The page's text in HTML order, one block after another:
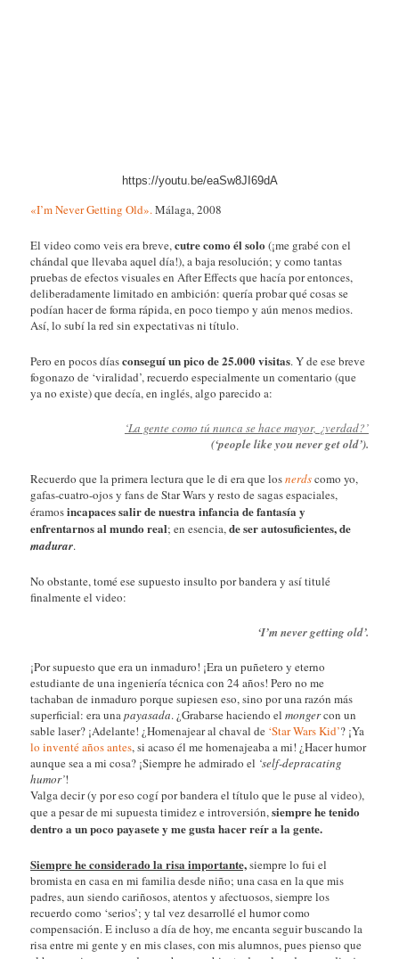
https://youtu.be/eaSw8JI69dA
«I’m Never Getting Old».Málaga, 2008
El video como veis era breve,cutre como él solo (¡me grabé con el
chándal que llevaba aquel día!), a baja resolución; y como tantas
pruebas de efectos visuales en After Effects que hacía por entonces,
deliberadamente limitado en ambición: quería probar qué cosas se
podían hacer de forma rápida, en poco tiempo y aún menos medios.
Así, lo subí la red sin expectativas ni título.
Pero en pocos díasconseguí un pico de 25.000 visitas. Y de ese breve
fogonazo de ‘viralidad’, recuerdo especialmente un comentario (que
ya no existe) que decía, en inglés, algo parecido a:
‘La gente como tú nunca se hace mayor, ¿verdad?’
(‘people like you never get old’).
Recuerdo que la primera lectura que le di era que losnerdscomo yo,
gafas-cuatro-ojos y fans de Star Wars y resto de sagas espaciales,
éramosincapaces salir de nuestra infancia de fantasía y
enfrentarnos al mundo real; en esencia,de ser autosuficientes, de
madurar.
No obstante, tomé ese supuesto insulto por bandera y así titulé
finalmente el video:
‘I’m never getting old’.
¡Por supuesto que era un inmaduro! ¡Era un puñetero y eterno
estudiante de una ingeniería técnica con 24 años! Pero no me
tachaban de inmaduro porque supiesen eso, sino por una razón más
superficial: era unapayasada. ¿Grabarse haciendo elmongercon un
sable laser? ¡Adelante! ¿Homenajear al chaval de ‘Star Wars Kid’? ¡Ya
lo inventé años antes, si acaso él me homenajeaba a mi! ¿Hacer humor
aunque sea a mi cosa? ¡Siempre he admirado el ‘self-depracating
humor’!
Valga decir (y por eso cogí por bandera el título que le puse al video),
que a pesar de mi supuesta timidez e introversión,siempre he tenido
dentro a un poco payasete y me gusta hacer reír a la gente.
Siempre he considerado la risa importante,siempre lo fui el
bromista en casa en mi familia desde niño; una casa en la que mis
padres, aun siendo cariñosos, atentos y afectuosos, siempre los
recuerdo como ‘serios’; y tal vez desarrollé el humor como
compensación. E incluso a día de hoy, me encanta seguir buscando la
risa entre mi gente y en mis clases, con mis alumnos, pues pienso que